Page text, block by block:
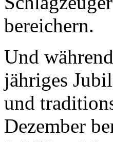
bereichern.
Und
jähriges
und
Dezember